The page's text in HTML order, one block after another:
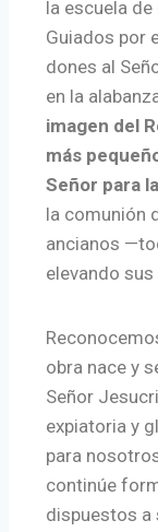
la escuela
Guiados por
dones al
en la
imagen del
más
Señor para
la comunión
ancianos
elevando
obra nace y
Señor
expiatoria y
para
continúe
dispuestos a